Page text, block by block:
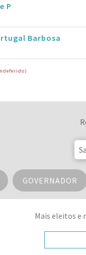
P
Barbosa
GOVERNADOR
Mais eleitos e